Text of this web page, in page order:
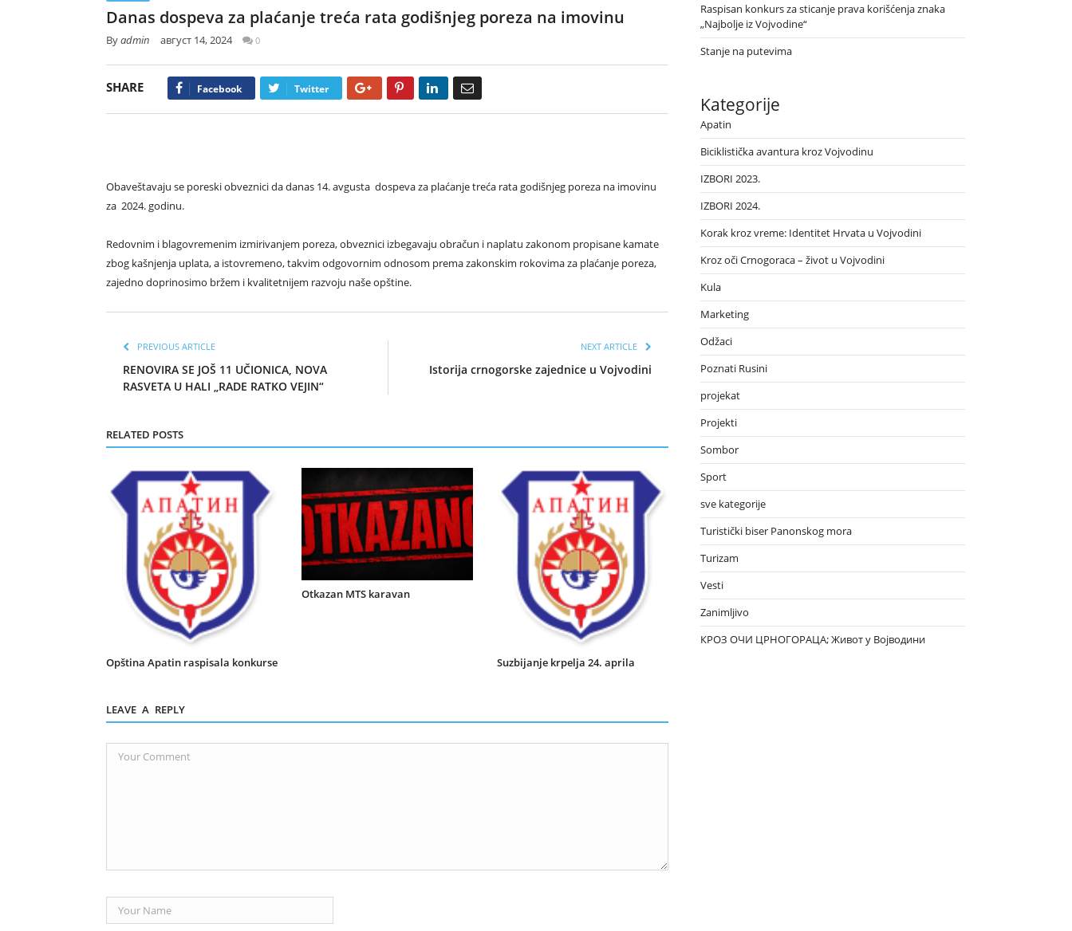
Danas dospeva za plaćanje treća rata godišnjeg poreza na imovinu
Byadmin август 14, 2024 0
SHARE Facebook Twitter Google+ Pinterest LinkedIn
Obaveštavaju se poreski obveznici da danas 14. avgusta dospeva za plaćanje treća rata godišnjeg poreza na imovinu
za 2024. godinu.
Redovnim i blagovremenim izmirivanjem poreza, obveznici izbegavaju obračun i naplatu zakonom propisane kamate
zbog kašnjenja uplata, a istovremeno, takvim odgovornim odnosom prema zakonskim rokovima za plaćanje poreza,
zajedno doprinosimo bržem i kvalitetnijem razvoju naše opštine.
PREVIOUS ARTICLE
RENOVIRA SE JOŠ 11 UČIONICA, NOVA
RASVETA U HALI „RADE RATKO VEJIN“
NEXT ARTICLE
Istorija crnogorske zajednice u Vojvodini
RELATED POSTS
Opština Apatin raspisala konkurse
Otkazan MTS karavan
Suzbijanje krpelja 24. aprila
LEAVE A REPLY
Raspisan konkurs za sticanje prava korišćenja znaka
„Najbolje iz Vojvodine“
Stanje na putevima
Kategorije
Apatin
Biciklistička avantura kroz Vojvodinu
IZBORI 2023.
IZBORI 2024.
Korak kroz vreme: Identitet Hrvata u Vojvodini
Kroz oči Crnogoraca – život u Vojvodini
Kula
Marketing
Odžaci
Poznati Rusini
projekat
Projekti
Sombor
Sport
sve kategorije
Turistički biser Panonskog mora
Turizam
Vesti
Zanimljivo
КРОЗ ОЧИ ЦРНОГОРАЦА; Живот у Војводини